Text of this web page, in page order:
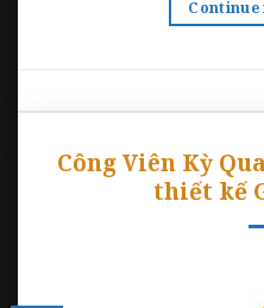
Công Viên Kỳ
thiết kế